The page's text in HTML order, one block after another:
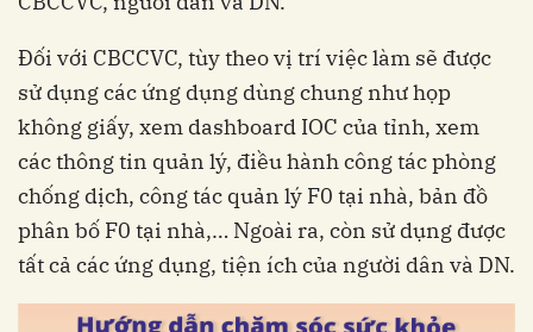
Đối với CBCCVC, tùy theo vị trí việc làm sẽ được
sử dụng các ứng dụng dùng chung như họp
không giấy, xem dashboard IOC của tỉnh, xem
các thông tin quản lý, điều hành công tác phòng
chống dịch, công tác quản lý F0 tại nhà, bản đồ
phân bố F0 tại nhà,… Ngoài ra, còn sử dụng được
tất cả các ứng dụng, tiện ích của người dân và DN.